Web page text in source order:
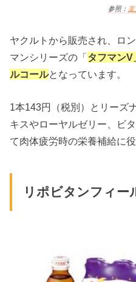
参照：
ヤクルトから販売され、ロ
マンシリーズの「タフマンV
ルコールとなっています。
1本143円（税別）とリーズ
キスやローヤルゼリー、ビ
て肉体疲労時の栄養補給に役
リポビタンフィー